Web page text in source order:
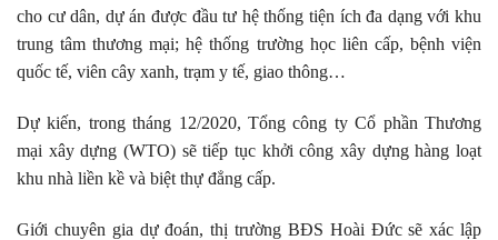
cho cư dân, dự án được đầu tư hệ thống tiện ích đa dạng với khu
trung tâm thương mại; hệ thống trường học liên cấp, bệnh viện
quốc tế, viên cây xanh, trạm y tế, giao thông…
Dự kiến, trong tháng 12/2020, Tổng công ty Cổ phần Thương
mại xây dựng (WTO) sẽ tiếp tục khởi công xây dựng hàng loạt
khu nhà liền kề và biệt thự đẳng cấp.
Giới chuyên gia dự đoán, thị trường BĐS Hoài Đức sẽ xác lập